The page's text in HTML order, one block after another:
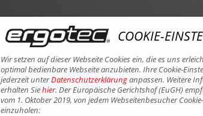
COOKIE-
Wir setzen auf dieser Webseite Cookies ein, die es uns
optimal bedienbare Webseite anzubieten. Ihre Cookie-
jederzeit unterDatenschutzerklärunganpassen. Weitere
erhalten Siehier. Der Europäische Gerichtshof (EuGH)
vom 1. Oktober 2019, von jedem Webseitenbesucher
einzuholen: